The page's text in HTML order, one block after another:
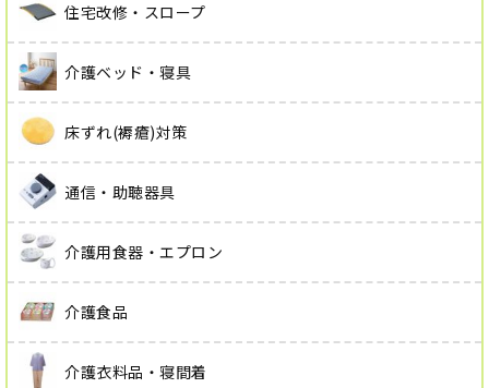
住宅改修・スロープ
介護ベッド・寝具
床ずれ(褥瘡)対策
通信・助聴器具
介護用食器・エプロン
介護食品
介護衣料品・寝間着